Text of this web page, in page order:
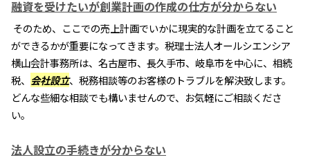
融資を受けたいが創業計画の作成の仕方が分からない
そのため、ここでの売上計画でいかに現実的な計画を立てること
ができるかが重要になってきます。税理士法人オールシエンシア
横山会計事務所は、名古屋市、長久手市、岐阜市を中心に、相続
税、 会社設立、税務相談等のお客様のトラブルを解決致します。
どんな些細な相談でも構いませんので、お気軽にご相談くださ
い。
法人設立の手続きが分からない